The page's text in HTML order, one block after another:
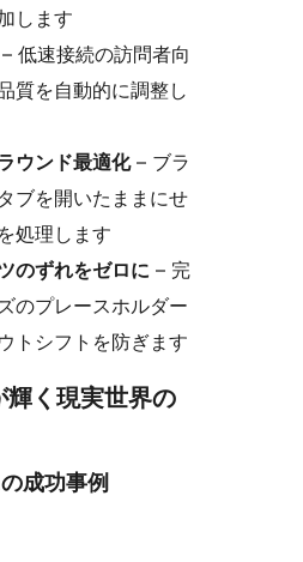
します
– 低速接続の訪問者向
質を自動的に調整し
ウンド最適化– ブラ
ブを開いたままにせ
処理します
のずれをゼロに – 完
のプレースホルダー
トシフトを防ぎます
く現実世界の
成功事例